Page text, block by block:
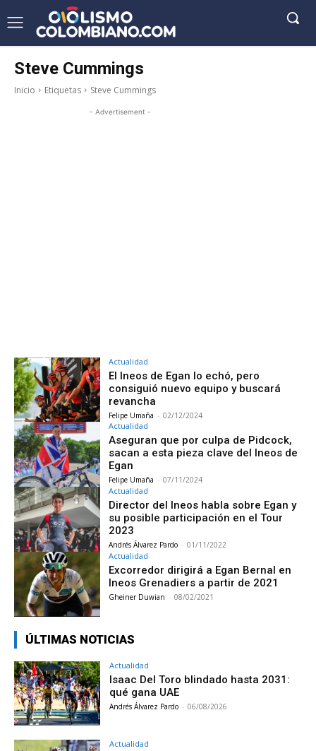
Steve Cummings
Inicio Etiquetas Steve Cummings
- Advertisement -
Actualidad
El Ineos de Egan lo echó, pero
consiguió nuevo equipo y buscará
revancha
Felipe Umaña - 02/12/2024
Actualidad
Aseguran que por culpa de Pidcock,
sacan a esta pieza clave del Ineos de
Egan
Felipe Umaña - 07/11/2024
Actualidad
Director del Ineos habla sobre Egan y
su posible participación en el Tour
2023
Andrés Álvarez Pardo - 01/11/2022
Actualidad
Excorredor dirigirá a Egan Bernal en
Ineos Grenadiers a partir de 2021
Gheiner Duwian - 08/02/2021
ÚLTIMAS NOTICIAS
Actualidad
Isaac Del Toro blindado hasta 2031:
qué gana UAE
Andrés Álvarez Pardo - 06/08/2026
Actualidad